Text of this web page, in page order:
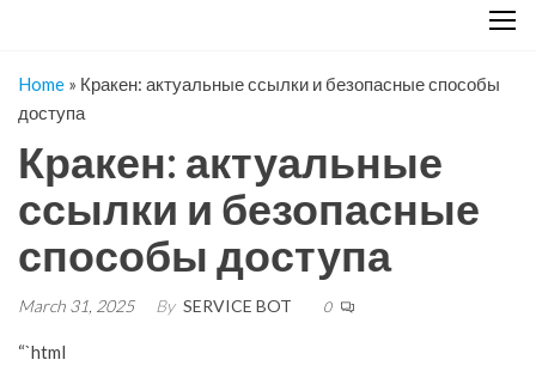
Home » Кракен: актуальные ссылки и безопасные способы
доступа
Кракен: актуальные
ссылки и безопасные
способы доступа
March 31, 2025 By SERVICE BOT 0
“`html